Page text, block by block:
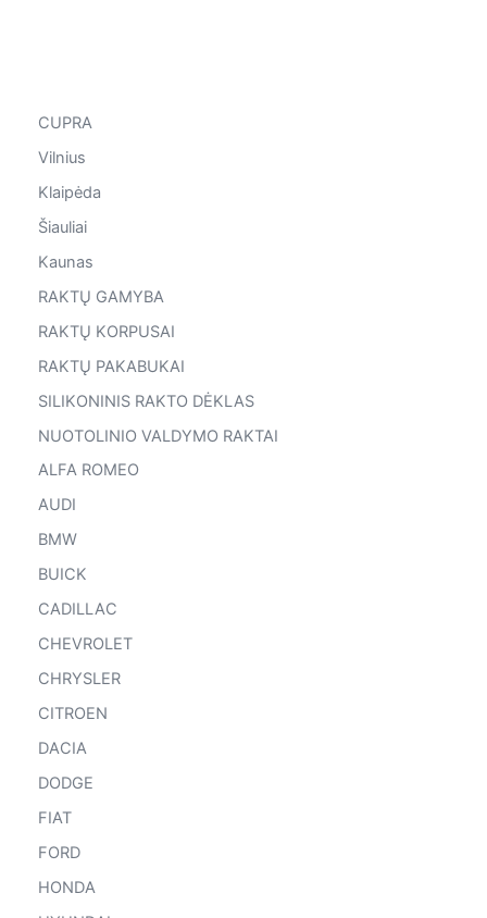
CUPRA
Vilnius
Klaipėda
Šiauliai
Kaunas
RAKTŲ GAMYBA
RAKTŲ KORPUSAI
RAKTŲ PAKABUKAI
SILIKONINIS RAKTO DĖKLAS
NUOTOLINIO VALDYMO RAKTAI
ALFA ROMEO
AUDI
BMW
BUICK
CADILLAC
CHEVROLET
CHRYSLER
CITROEN
DACIA
DODGE
FIAT
FORD
HONDA